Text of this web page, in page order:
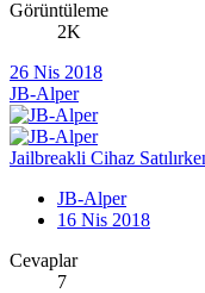
Görüntüleme
2K
26 Nis 2018
JB-Alper
Jailbreakli Cihaz
JB-Alper
16 Nis 2018
Cevaplar
7